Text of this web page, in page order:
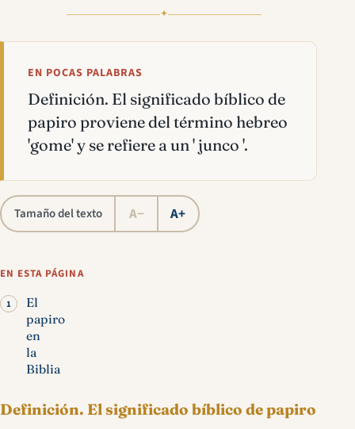
✦
EN POCAS PALABRAS
Definición. El significado bíblico de
papiro proviene del término hebreo
'gome' y se refiere a un ' junco '.
Tamaño del texto A− A+
EN ESTA PÁGINA
El
papiro
en
la
Biblia
Definición. El significado bíblico de papiro